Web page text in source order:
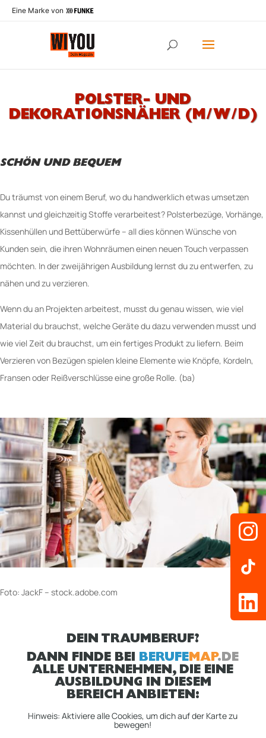
Eine Marke von
POLSTER- UND
DEKORATIONSNÄHER (M/W/D)
SCHÖN UND BEQUEM
Du träumst von einem Beruf, wo du handwerklich etwas umsetzen
kannst und gleichzeitig Stoffe verarbeitest? Polsterbezüge, Vorhänge,
Kissenhüllen und Bettüberwürfe – all dies können Wünsche von
Kunden sein, die ihren Wohnräumen einen neuen Touch verpassen
möchten. In der zweijährigen Ausbildung lernst du zu entwerfen, zu
nähen und zu verzieren.
Wenn du an Projekten arbeitest, musst du genau wissen, wie viel
Material du brauchst, welche Geräte du dazu verwenden musst und
wie viel Zeit du brauchst, um ein fertiges Produkt zu liefern. Beim
Verzieren von Bezügen spielen kleine Elemente wie Knöpfe, Kordeln,
Fransen oder Reißverschlüsse eine große Rolle. (ba)
Foto: JackF – stock.adobe.com
DEIN TRAUMBERUF?
DANN FINDE BEI BERUFEMAP.DE
ALLE UNTERNEHMEN, DIE EINE
AUSBILDUNG IN DIESEM
BEREICH ANBIETEN:
Hinweis: Aktiviere alle Cookies, um dich auf der Karte zu
bewegen!